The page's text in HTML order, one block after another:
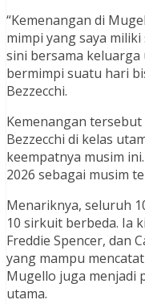
“Kemenangan di
mimpi yang saya miliki
sini bersama
bermimpi suatu hari
Bezzecchi.
Kemenangan
Bezzecchi di kelas
keempatnya musim
2026 sebagai musim
Menariknya, seluruh
10 sirkuit berbeda. Ia
Freddie Spencer, dan
yang mampu
Mugello juga menjadi
utama.